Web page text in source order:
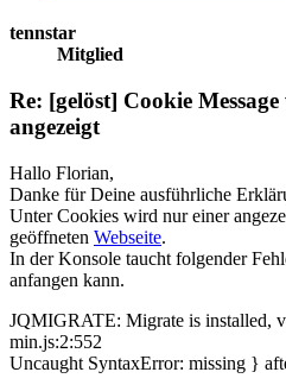
tennstar
Mitglied
Re: [gelöst] Cookie
angezeigt
Hallo Florian,
Danke für Deine ausführliche
Unter Cookies wird nur einer
geöffneten Webseite.
In der Konsole taucht folgender
anfangen kann.
JQMIGRATE: Migrate is installed,
min.js:2:552
Uncaught SyntaxError: missing }